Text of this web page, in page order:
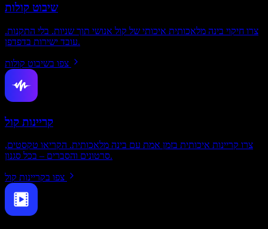
שיבוט קולות
צרו חיקוי בינה מלאכותית איכותי של קול אנושי תוך שניות. בלי התקנות.
עובד ישירות בדפדפן.
צפו בשיבוט קולות
קריינות קול
צרו קריינות איכותית בזמן אמת עם בינה מלאכותית. הקריאו טקסטים,
סרטונים והסברים – בכל סגנון.
צפו בקריינות קול